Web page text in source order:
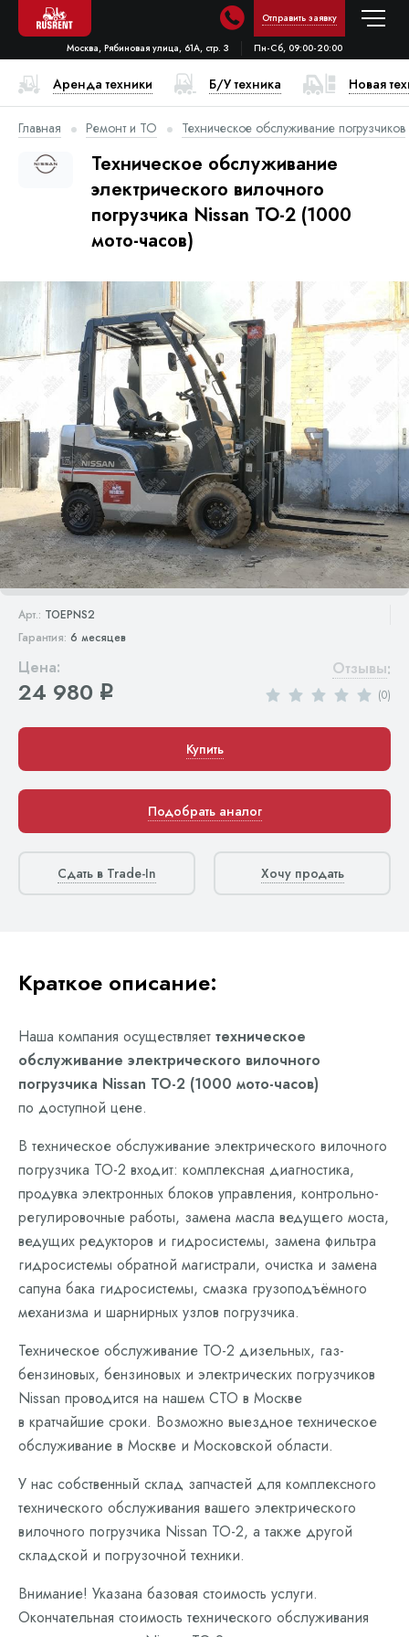
Отправить заявку
Москва, Рябиновая улица, 61А, стр. 3 Пн-Сб, 09:00-20:00
Аренда техники Б/У техника Новая
Главная Ремонт и ТО Техническое обслуживание погрузчиков
Техническое обслуживание
электрического вилочного
погрузчика Nissan ТО-2 (1000
мото-часов)
Арт.: TOEPNS2
Гарантия: 6 месяцев
Цена:
24 980 q
Отзывы:
(0)
Купить
Подобрать аналог
Сдать в Trade-In Хочу продать
Краткое описание:
Наша компания осуществляет техническое
обслуживание электрического вилочного
погрузчика Nissan ТО-2 (1000 мото-часов)
по доступной цене.
В техническое обслуживание электрического вилочного
погрузчика ТО-2 входит: комплексная диагностика,
продувка электронных блоков управления, контрольно-
регулировочные работы, замена масла ведущего моста,
ведущих редукторов и гидросистемы, замена фильтра
гидросистемы обратной магистрали, очистка и замена
сапуна бака гидросистемы, смазка грузоподъёмного
механизма и шарнирных узлов погрузчика.
Техническое обслуживание ТО-2 дизельных, газ-
бензиновых, бензиновых и электрических погрузчиков
Nissan проводится на нашем СТО в Москве
в кратчайшие сроки. Возможно выездное техническое
обслуживание в Москве и Московской области.
У нас собственный склад запчастей для комплексного
технического обслуживания вашего электрического
вилочного погрузчика Nissan ТО-2, а также другой
складской и погрузочной техники.
Внимание! Указана базовая стоимость услуги.
Окончательная стоимость технического обслуживания